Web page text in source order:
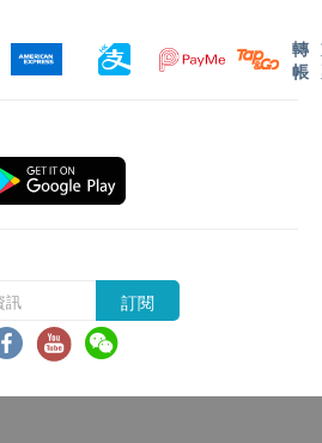
網購health.ESDlife有權拒絕接
送貨前透過電話或電郵通知顧
客收到產品當日起計，使用期
以上。
之貨品時，有責任檢查貨品是否
確認簽收，恕不接受退換。
完整，如退換之產品有任何殘缺
轉
帳
訂閱